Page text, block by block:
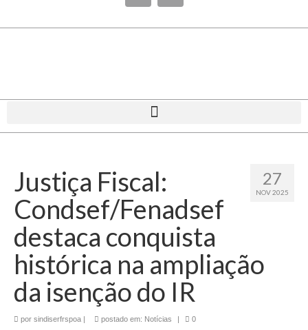
27
NOV 2025
Justiça Fiscal:
Condsef/Fenadsef
destaca conquista
histórica na ampliação
da isenção do IR
por sindiserfrspoa | postado em: Notícias | 0